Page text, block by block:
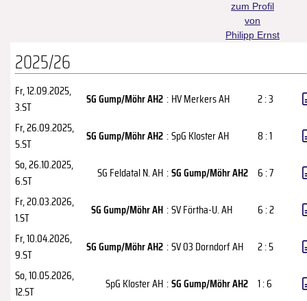
zum Profil
von
Philipp Ernst
2025/26
Fr, 12.09.2025,
3.ST
SG Gump/Möhr AH2 : HV Merkers AH
2 : 3
Fr, 26.09.2025,
5.ST
SG Gump/Möhr AH2 :SpG Kloster AH
8 : 1
So, 26.10.2025,
6.ST
SG Feldatal N. AH :SG Gump/Möhr AH2 6 : 7
Fr, 20.03.2026,
1.ST
SG Gump/Möhr AH :SV Förtha-U. AH
6 : 2
Fr, 10.04.2026,
9.ST
SG Gump/Möhr AH2 :SV 03 Dorndorf AH
2 : 5
So, 10.05.2026,
12.ST
SpG Kloster AH :SG Gump/Möhr AH2 1 : 6